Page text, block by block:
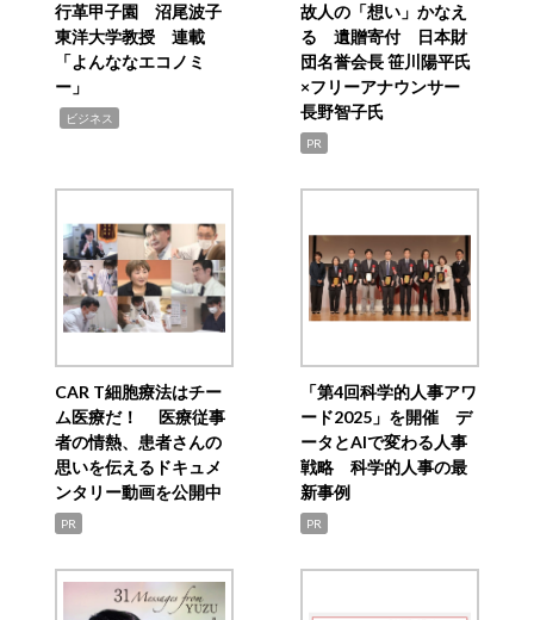
行革甲子園 沼尾波子
東洋大学教授 連載
「よんななエコノミ
ー」
ビジネス
故人の「想い」かなえ
る 遺贈寄付 日本財
団名誉会長 笹川陽平氏
×フリーアナウンサー
長野智子氏
PR
CAR T細胞療法はチー
ム医療だ！ 医療従事
者の情熱、患者さんの
思いを伝えるドキュメ
ンタリー動画を公開中
PR
「第4回科学的人事アワ
ード2025」を開催 デ
ータとAIで変わる人事
戦略 科学的人事の最
新事例
PR